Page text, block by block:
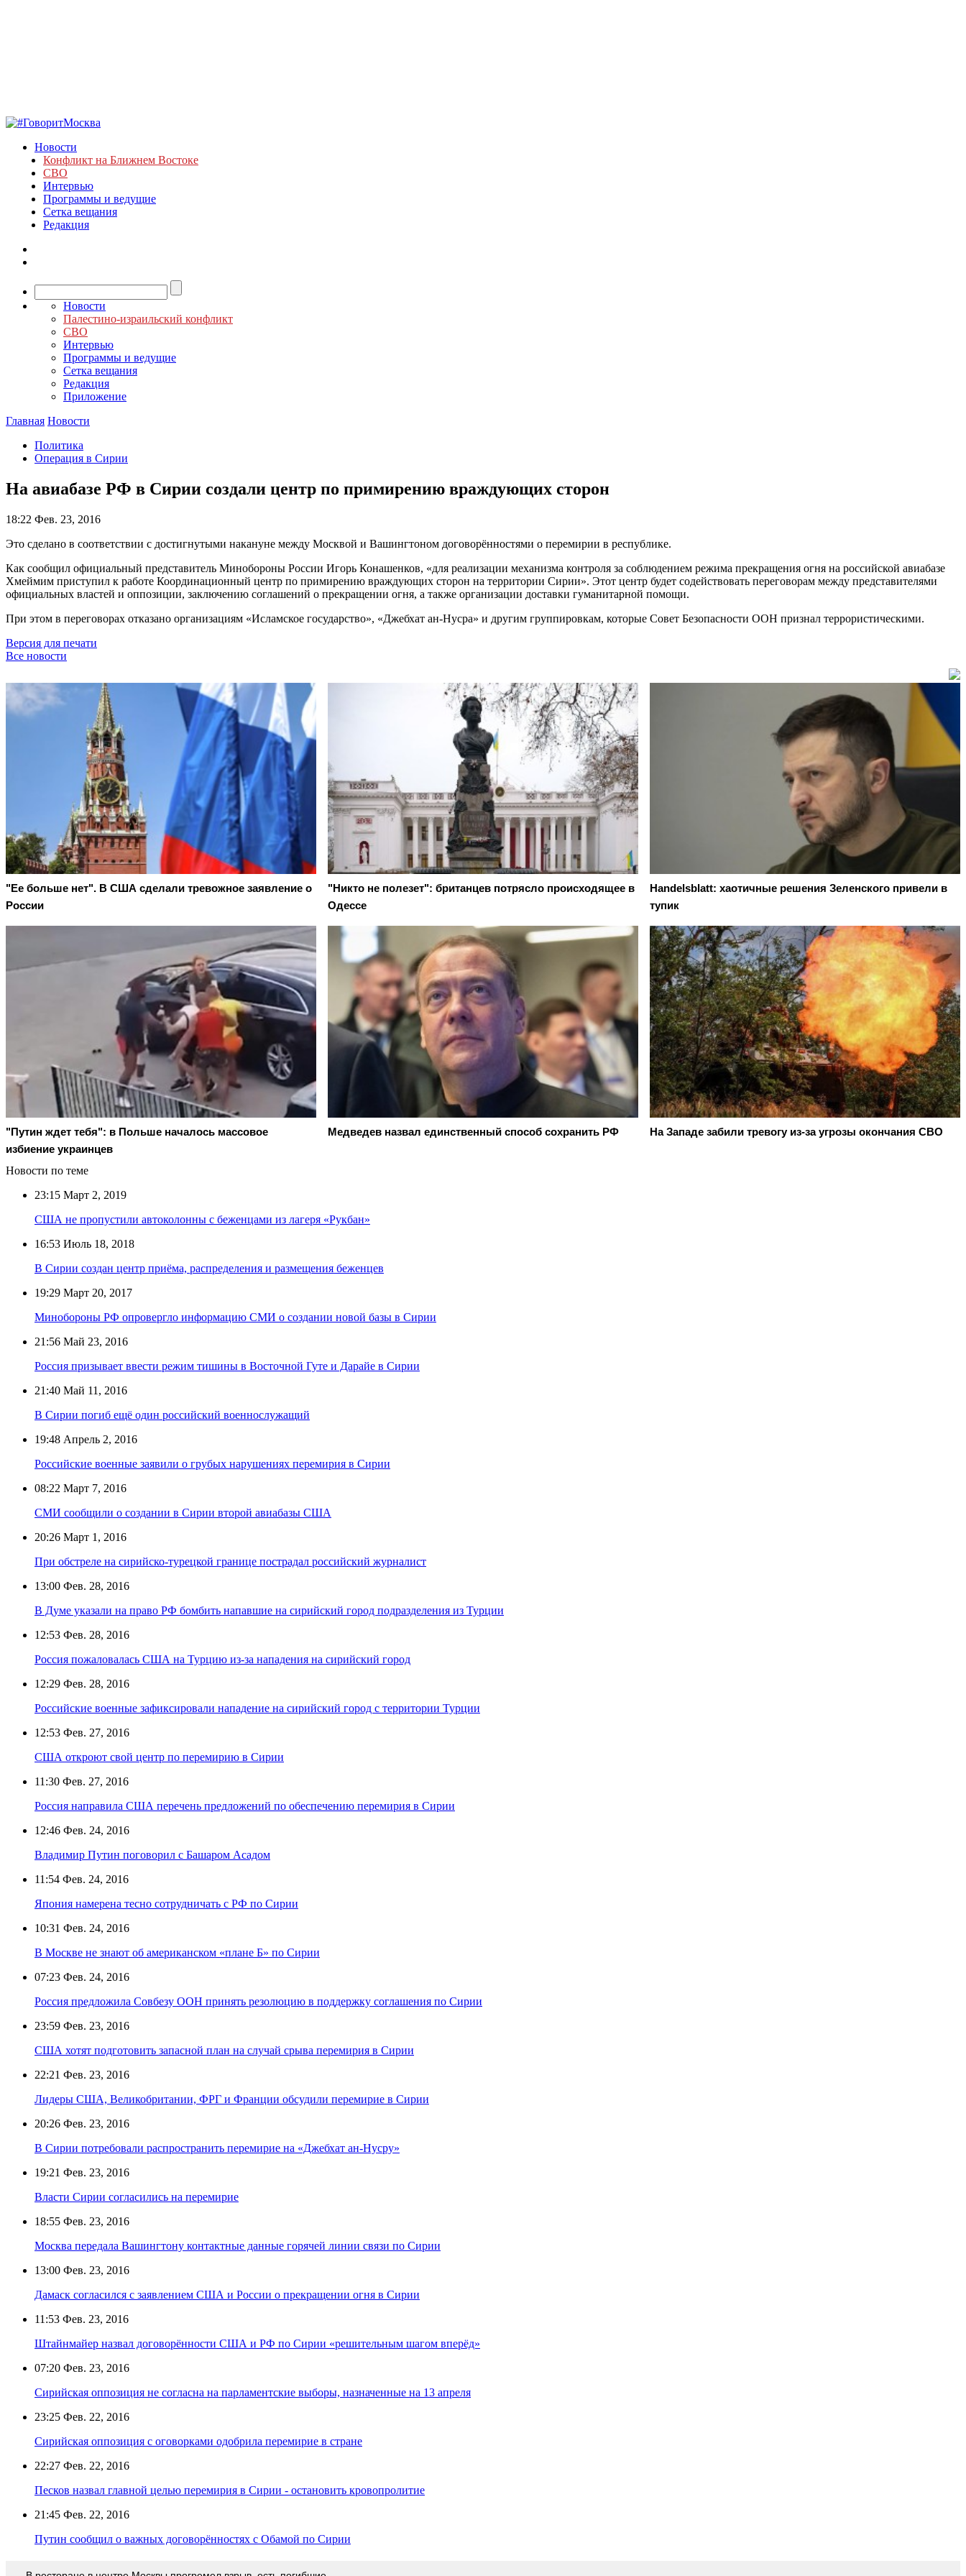
Новости
Конфликт на Ближнем Востоке
СВО
Интервью
Программы и ведущие
Сетка вещания
Редакция
Новости
Палестино-израильский конфликт
СВО
Интервью
Программы и ведущие
Сетка вещания
Редакция
Приложение
Главная Новости
Политика
Операция в Сирии
На авиабазе РФ в Сирии создали центр по примирению враждующих сторон
18:22 Фев. 23, 2016
Это сделано в соответствии с достигнутыми накануне между Москвой и Вашингтоном договорённостями о перемирии в республике.
Как сообщил официальный представитель Минобороны России Игорь Конашенков, «для реализации механизма контроля за соблюдением режима прекращения огня на российской авиабазе
Хмеймим приступил к работе Координационный центр по примирению враждующих сторон на территории Сирии». Этот центр будет содействовать переговорам между представителями
официальных властей и оппозиции, заключению соглашений о прекращении огня, а также организации доставки гуманитарной помощи.
При этом в переговорах отказано организациям «Исламское государство», «Джебхат ан-Нусра» и другим группировкам, которые Совет Безопасности ООН признал террористическими.
Версия для печати
Все новости
"Ее больше нет". В США сделали тревожное заявление о
России
"Никто не полезет": британцев потрясло происходящее в
Одессе
Handelsblatt: хаотичные решения Зеленского привели в
тупик
"Путин ждет тебя": в Польше началось массовое
избиение украинцев
Медведев назвал единственный способ сохранить РФ На Западе забили тревогу из-за угрозы окончания СВО
Новости по теме
23:15 Март 2, 2019
США не пропустили автоколонны с беженцами из лагеря «Рукбан»
16:53 Июль 18, 2018
В Сирии создан центр приёма, распределения и размещения беженцев
19:29 Март 20, 2017
Минобороны РФ опровергло информацию СМИ о создании новой базы в Сирии
21:56 Май 23, 2016
Россия призывает ввести режим тишины в Восточной Гуте и Дарайе в Сирии
21:40 Май 11, 2016
В Сирии погиб ещё один российский военнослужащий
19:48 Апрель 2, 2016
Российские военные заявили о грубых нарушениях перемирия в Сирии
08:22 Март 7, 2016
СМИ сообщили о создании в Сирии второй авиабазы США
20:26 Март 1, 2016
При обстреле на сирийско-турецкой границе пострадал российский журналист
13:00 Фев. 28, 2016
В Думе указали на право РФ бомбить напавшие на сирийский город подразделения из Турции
12:53 Фев. 28, 2016
Россия пожаловалась США на Турцию из-за нападения на сирийский город
12:29 Фев. 28, 2016
Российские военные зафиксировали нападение на сирийский город с территории Турции
12:53 Фев. 27, 2016
США откроют свой центр по перемирию в Сирии
11:30 Фев. 27, 2016
Россия направила США перечень предложений по обеспечению перемирия в Сирии
12:46 Фев. 24, 2016
Владимир Путин поговорил с Башаром Асадом
11:54 Фев. 24, 2016
Япония намерена тесно сотрудничать с РФ по Сирии
10:31 Фев. 24, 2016
В Москве не знают об американском «плане Б» по Сирии
07:23 Фев. 24, 2016
Россия предложила Совбезу ООН принять резолюцию в поддержку соглашения по Сирии
23:59 Фев. 23, 2016
США хотят подготовить запасной план на случай срыва перемирия в Сирии
22:21 Фев. 23, 2016
Лидеры США, Великобритании, ФРГ и Франции обсудили перемирие в Сирии
20:26 Фев. 23, 2016
В Сирии потребовали распространить перемирие на «Джебхат ан-Нусру»
19:21 Фев. 23, 2016
Власти Сирии согласились на перемирие
18:55 Фев. 23, 2016
Москва передала Вашингтону контактные данные горячей линии связи по Сирии
13:00 Фев. 23, 2016
Дамаск согласился с заявлением США и России о прекращении огня в Сирии
11:53 Фев. 23, 2016
Штайнмайер назвал договорённости США и РФ по Сирии «решительным шагом вперёд»
07:20 Фев. 23, 2016
Сирийская оппозиция не согласна на парламентские выборы, назначенные на 13 апреля
23:25 Фев. 22, 2016
Сирийская оппозиция с оговорками одобрила перемирие в стране
22:27 Фев. 22, 2016
Песков назвал главной целью перемирия в Сирии - остановить кровопролитие
21:45 Фев. 22, 2016
Путин сообщил о важных договорённостях с Обамой по Сирии